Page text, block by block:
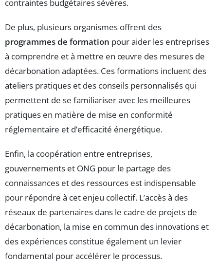
contraintes budgétaires sévères.
De plus, plusieurs organismes offrent des
programmes de formation pour aider les entreprises
à comprendre et à mettre en œuvre des mesures de
décarbonation adaptées. Ces formations incluent des
ateliers pratiques et des conseils personnalisés qui
permettent de se familiariser avec les meilleures
pratiques en matière de mise en conformité
réglementaire et d’efficacité énergétique.
Enfin, la coopération entre entreprises,
gouvernements et ONG pour le partage des
connaissances et des ressources est indispensable
pour répondre à cet enjeu collectif. L’accès à des
réseaux de partenaires dans le cadre de projets de
décarbonation, la mise en commun des innovations et
des expériences constitue également un levier
fondamental pour accélérer le processus.